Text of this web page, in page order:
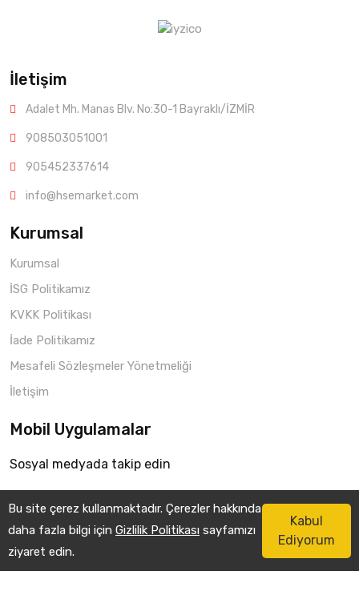
İletişim
Adalet Mh. Manas Blv. No:30-1 Bayraklı/İZMİR
908503051001
905452337614
info@hsemarket.com
Kurumsal
Kurumsal
İSG Politikamız
KVKK Politikası
İade Politikamız
Mesafeli Sözleşmeler Yönetmeliği
İletişim
Mobil Uygulamalar
Sosyal medyada takip edin
Bu site çerez kullanmaktadır. Çerezler hakkında
daha fazla bilgi için Gizlilik Politikası sayfamızı
ziyaret edin.
Kabul
Ediyorum